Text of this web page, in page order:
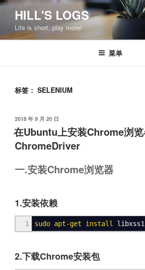
跳
容
HILL'S LOGS
Life is short, play more!
菜单
标签： SELENIUM
发
布
于
2018 年 9 月 20 日
在Ubuntu上安装Chrome浏
ChromeDriver
一.安装Chrome浏览器
1.安装依赖
1 sudo apt-get install
2.下载Chrome安装包